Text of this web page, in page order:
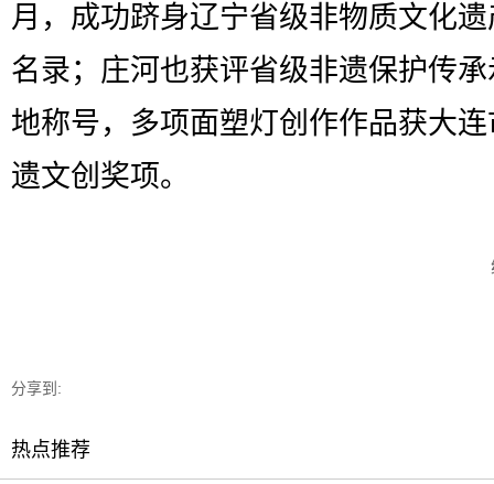
月，成功跻身辽宁省级非物质文化
名录；庄河也获评省级非遗保护传
地称号，多项面塑灯创作作品获大
遗文创奖项。
分享到:
热点推荐